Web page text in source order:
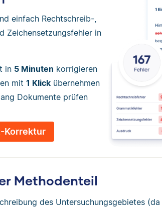
einfach Rechtschreib-,
Zeichensetzungsfehler in
in 5 Minuten korrigieren
mit 1 Klick übernehmen
Dokumente prüfen
Korrektur
Methodenteil
des Untersuchungsgebietes